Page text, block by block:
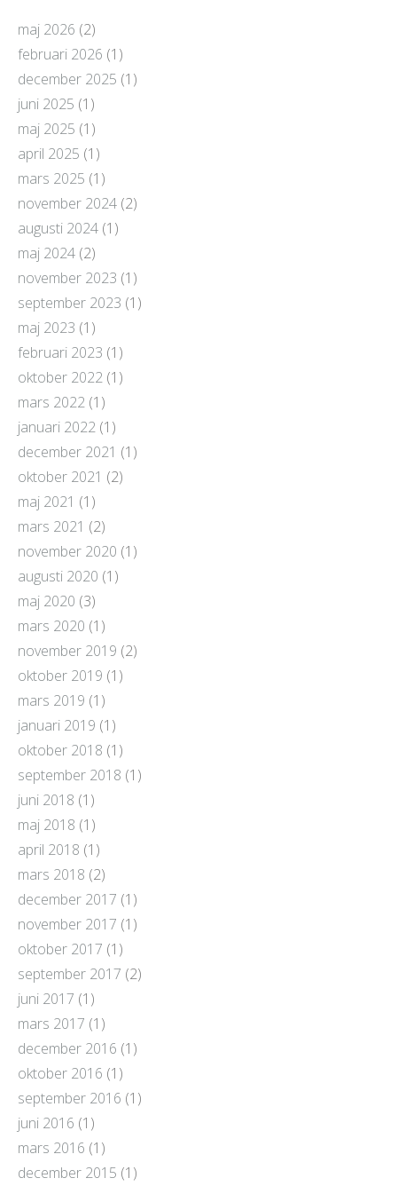
maj 2026 (2)
februari 2026 (1)
december 2025 (1)
juni 2025 (1)
maj 2025 (1)
april 2025 (1)
mars 2025 (1)
november 2024 (2)
augusti 2024 (1)
maj 2024 (2)
november 2023 (1)
september 2023 (1)
maj 2023 (1)
februari 2023 (1)
oktober 2022 (1)
mars 2022 (1)
januari 2022 (1)
december 2021 (1)
oktober 2021 (2)
maj 2021 (1)
mars 2021 (2)
november 2020 (1)
augusti 2020 (1)
maj 2020 (3)
mars 2020 (1)
november 2019 (2)
oktober 2019 (1)
mars 2019 (1)
januari 2019 (1)
oktober 2018 (1)
september 2018 (1)
juni 2018 (1)
maj 2018 (1)
april 2018 (1)
mars 2018 (2)
december 2017 (1)
november 2017 (1)
oktober 2017 (1)
september 2017 (2)
juni 2017 (1)
mars 2017 (1)
december 2016 (1)
oktober 2016 (1)
september 2016 (1)
juni 2016 (1)
mars 2016 (1)
december 2015 (1)